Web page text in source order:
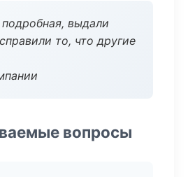
выдали
то, что другие
вопросы